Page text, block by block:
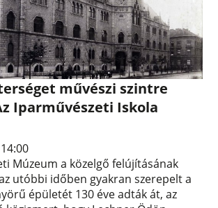
művészi szintre
Iparművészeti Iskola
Múzeum a közelgő felújításának
utóbbi időben gyakran szerepelt a
épületét 130 éve adták át, az